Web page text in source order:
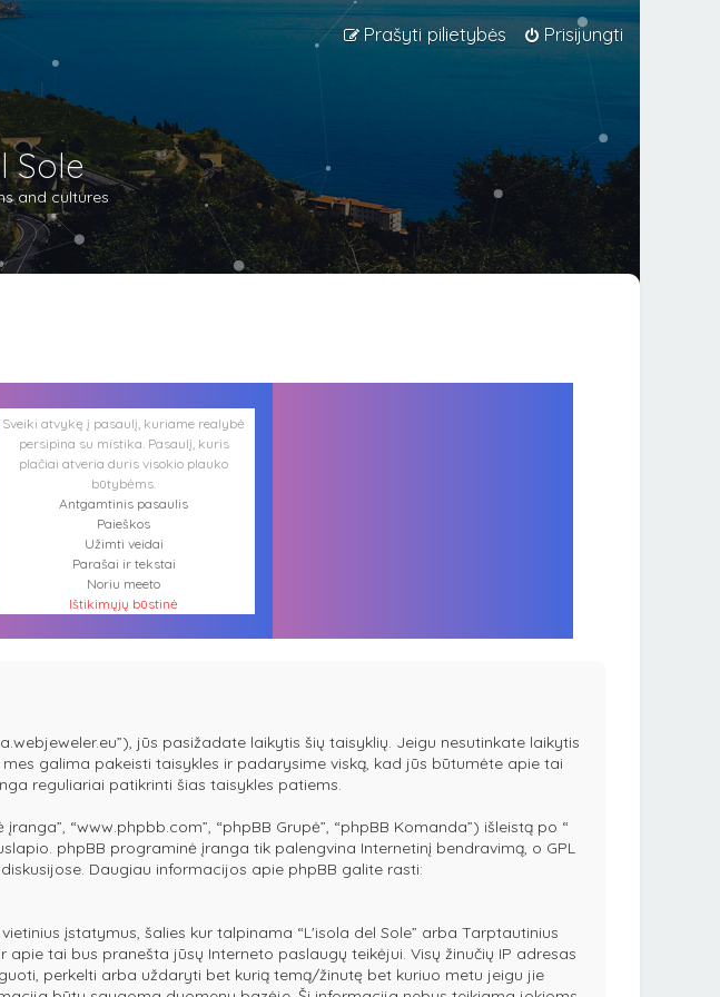
Prisijungti
Prašyti pilietybės
Sole
and cultures
Sveiki atvykę į pasaulį, kuriame realybė
persipina su mistika. Pasaulį, kuris
plačiai atveria duris visokio plauko
būtybėms.
Antgamtinis pasaulis
Paieškos
Užimti veidai
Parašai ir tekstai
Noriu meeto
Ištikimųjų būstinė
jūs pasižadate laikytis šių taisyklių. Jeigu nesutinkate laikytis
galima pakeisti taisykles ir padarysime viską, kad jūs būtumėte apie tai
reguliariai patikrinti šias taisykles patiems.
“www.phpbb.com”, “phpBB Grupė”, “phpBB Komanda”) išleistą po “
phpBB programinė įranga tik palengvina Internetinį bendravimą, o GPL
Daugiau informacijos apie phpBB galite rasti:
įstatymus, šalies kur talpinama “L'isola del Sole” arba Tarptautinius
tai bus pranešta jūsų Interneto paslaugų teikėjui. Visų žinučių IP adresas
perkelti arba uždaryti bet kurią temą/žinutę bet kuriuo metu jeigu jie